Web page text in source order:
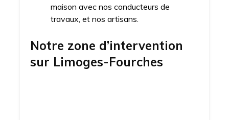
maison avec nos conducteurs de
travaux, et nos artisans.
Notre zone d’intervention
sur Limoges-Fourches